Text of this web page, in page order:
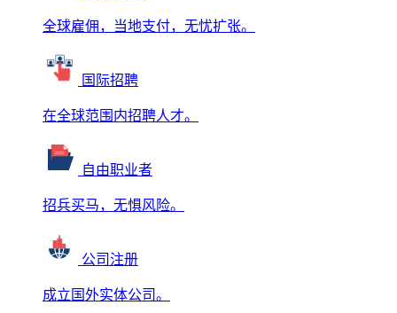
全球雇佣，当地支付，无忧扩张。
国际招聘
在全球范围内招聘人才。
自由职业者
招兵买马，无惧风险。
公司注册
成立国外实体公司。